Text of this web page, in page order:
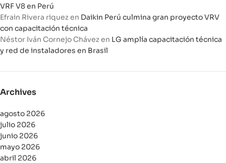
VRF V8 en Perú
Efrain Rivera riquez en Daikin Perú culmina gran proyecto VRV
con capacitación técnica
Néstor Iván Cornejo Chávez en LG amplía capacitación técnica
y red de instaladores en Brasil
Archives
agosto 2026
julio 2026
junio 2026
mayo 2026
abril 2026